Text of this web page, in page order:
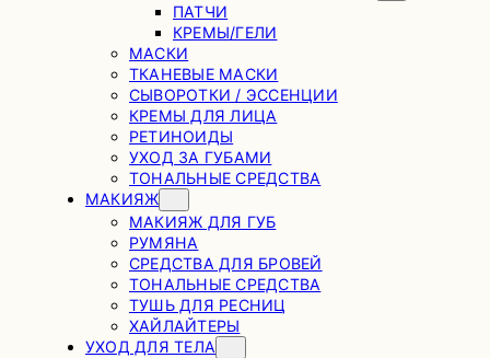
ПАТЧИ
КРЕМЫ/ГЕЛИ
МАСКИ
ТКАНЕВЫЕ МАСКИ
СЫВОРОТКИ / ЭССЕНЦИИ
КРЕМЫ ДЛЯ ЛИЦА
РЕТИНОИДЫ
УХОД ЗА ГУБАМИ
ТОНАЛЬНЫЕ СРЕДСТВА
МАКИЯЖ
МАКИЯЖ ДЛЯ ГУБ
РУМЯНА
СРЕДСТВА ДЛЯ БРОВЕЙ
ТОНАЛЬНЫЕ СРЕДСТВА
ТУШЬ ДЛЯ РЕСНИЦ
ХАЙЛАЙТЕРЫ
УХОД ДЛЯ ТЕЛА